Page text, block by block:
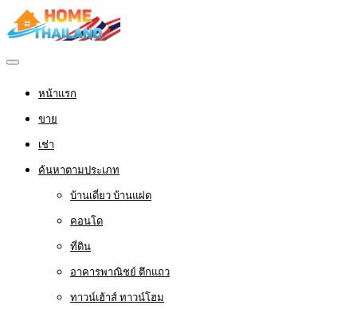
หน้าแรก
ขาย
เช่า
ค้นหาตามประเภท
บ้านเดี่ยว บ้านแฝด
คอนโด
ที่ดิน
อาคารพาณิชย์ ตึกแถว
ทาวน์เฮ้าส์ ทาวน์โฮม